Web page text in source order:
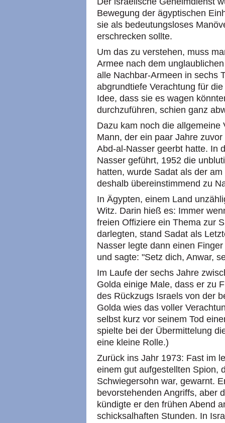
Bewegung der ägyptischen
sie als bedeutungsloses
erschrecken sollte.
Um das zu verstehen, muss
Armee nach dem
alle Nachbar-Armeen in sechs
abgrundtiefe Verachtung für
Idee, dass sie es wagen
durchzuführen, schien ganz
Dazu kam noch die allgemeine
Mann, der ein paar Jahre
Abd-al-Nasser geerbt hatte. In
Nasser geführt, 1952 die
hatten, wurde Sadat als der
deshalb übereinstimmend zu
In Ägypten, einem Land
Witz. Darin hieß es: Immer
freien Offiziere ein Thema zur
darlegten, stand Sadat als
Nasser legte dann einen
und sagte: "Setz dich, Anwar,
Im Laufe der sechs Jahre
Golda einige Male, dass er zu
des Rückzugs Israels von der
Golda wies das voller
selbst kurz vor seinem Tod
spielte bei der Übermittelung
eine kleine Rolle.)
Zurück ins Jahr 1973: Fast im
einem gut aufgestellten Spion,
Schwiegersohn war, gewarnt.
bevorstehenden Angriffs, aber
kündigte er den frühen Abend
schicksalhaften Stunden. In